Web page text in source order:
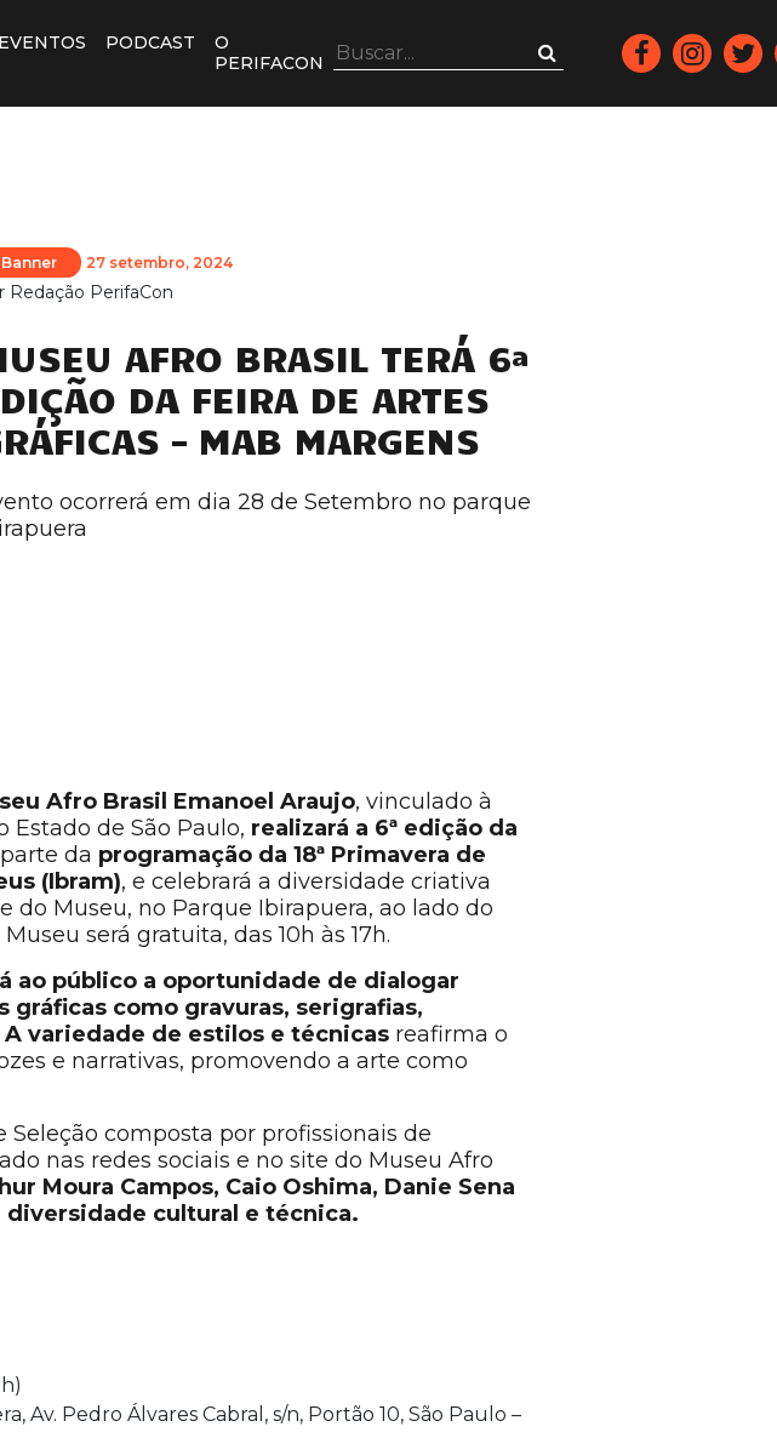
EVENTOS PODCAST
O
PERIFACON
Banner 27 setembro, 2024
Redação PerifaCon
AFRO BRASIL TERÁ 6ª
DA FEIRA DE ARTES
– MAB MARGENS
ocorrerá em dia 28 de Setembro no parque
Afro Brasil Emanoel Araujo, vinculado à
Estado de São Paulo, realizará a 6ª edição da
da programação da 18ª Primavera de
(Ibram), e celebrará a diversidade criativa
do Museu, no Parque Ibirapuera, ao lado do
será gratuita, das 10h às 17h.
ao público a oportunidade de dialogar
como gravuras, serigrafias,
variedade de estilos e técnicas reafirma o
e narrativas, promovendo a arte como
Seleção composta por profissionais de
nas redes sociais e no site do Museu Afro
Moura Campos, Caio Oshima, Danie Sena
diversidade cultural e técnica.
Av. Pedro Álvares Cabral, s/n, Portão 10, São Paulo –